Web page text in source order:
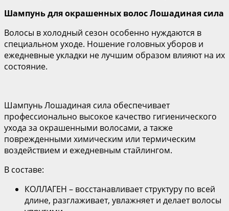
Шампунь для окрашенных волос Лошадиная сила
Волосы в холодный сезон особенно нуждаются в
специальном уходе. Ношение головных уборов и
ежедневные укладки не лучшим образом влияют на их
состояние.
Шампунь Лошадиная сила обеспечивает
профессионально высокое качество гигиенического
ухода за окрашенными волосами, а также
поврежденными химическим или термическим
воздействием и ежедневным стайлингом.
В составе:
КОЛЛАГЕН – восстанавливает структуру по всей
длине, разглаживает, увлажняет и делает волосы